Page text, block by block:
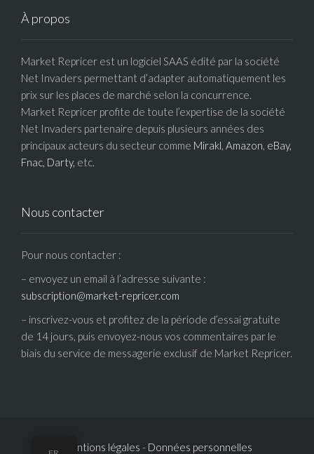
À propos
Market Repricer est un logiciel SAAS édité par la société
Net Invaders permettant d’adapter automatiquement les
prix sur les places de marché selon la concurrence.
Market Repricer profite de toute l’expertise de la société
Net Invaders partenaire depuis plusieurs années des
principaux acteurs du secteur comme Mirakl Amazon eBay,
Fnac, Darty, etc.
Nous contacter
Pour nous contacter :
– envoyez un email à l’adresse suivante :
subscription@market-repricer.com
– inscrivez-vous et profitez de la période d’essai gratuite
de 14 jours, puis envoyez-nous vos commentaires par le
biais du service de messagerie exclusif de Market Repricer.
Mentions légales - Données personnelles